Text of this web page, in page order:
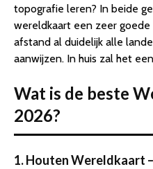
topografie leren? In beide
wereldkaart een zeer
afstand al duidelijk alle
aanwijzen. In huis zal het
Wat is de beste
2026?
1. Houten Wereldkaart